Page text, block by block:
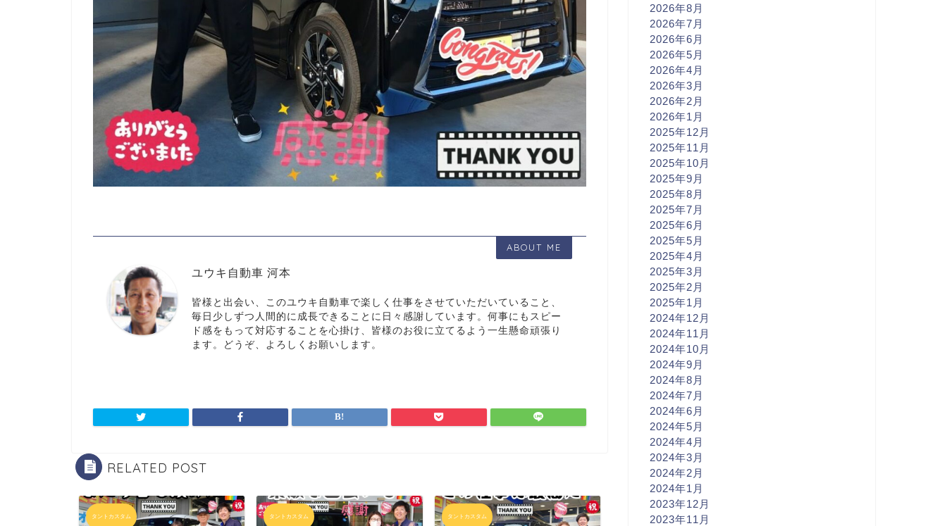
ABOUT ME
ユウキ自動車 河本
皆様と出会い、このユウキ自動車で楽しく仕事をさせていただいていること、
毎日少しずつ人間的に成長できることに日々感謝しています。何事にもスピー
ド感をもって対応することを心掛け、皆様のお役に立てるよう一生懸命頑張り
ます。どうぞ、よろしくお願いします。
RELATED POST
タントカスタム タントカスタム タントカスタム タントカスタム
2026年8月
2026年7月
2026年6月
2026年5月
2026年4月
2026年3月
2026年2月
2026年1月
2025年12月
2025年11月
2025年10月
2025年9月
2025年8月
2025年7月
2025年6月
2025年5月
2025年4月
2025年3月
2025年2月
2025年1月
2024年12月
2024年11月
2024年10月
2024年9月
2024年8月
2024年7月
2024年6月
2024年5月
2024年4月
2024年3月
2024年2月
2024年1月
2023年12月
2023年11月